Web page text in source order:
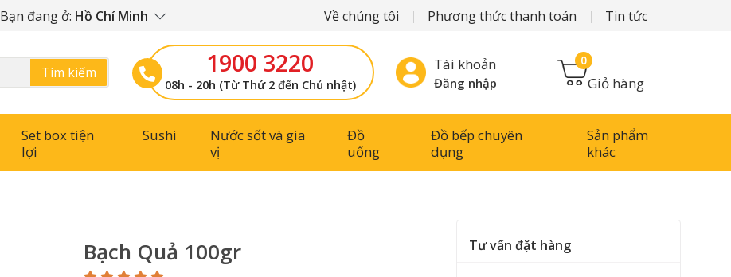
Bạn đang ở: Hồ Chí Minh Về chúng tôi Phương thức thanh toán Tin tức
Tìm kiếm 1900 3220
08h - 20h (Từ Thứ 2 đến Chủ nhật)
Tài khoản
Đăng nhập Giỏ hàng
0
Set box tiện
lợi
Sushi
Nước sốt và gia
vị
Đồ
uống
Đồ bếp chuyên
dụng
Sản phẩm
khác
Bạch Quả 100gr Tư vấn đặt hàng